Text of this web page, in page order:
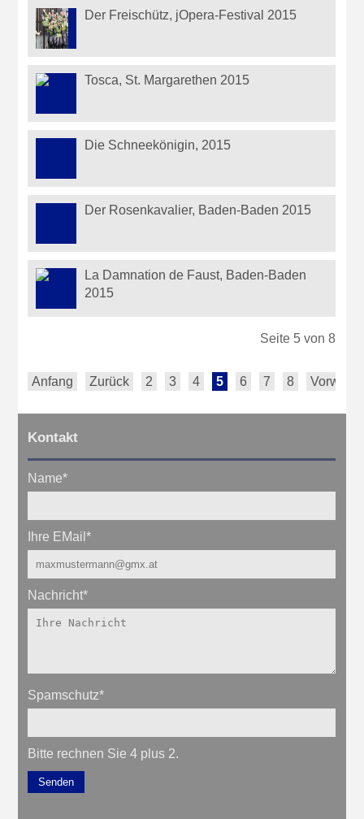
Der Freischütz, jOpera-Festival 2015
Tosca, St. Margarethen 2015
Die Schneekönigin, 2015
Der Rosenkavalier, Baden-Baden 2015
La Damnation de Faust, Baden-Baden
2015
Seite 5 von 8
Anfang Zurück 2 3 4 5 6 7 8 Vorwärts
Kontakt
Name*
Ihre EMail*
Nachricht*
Spamschutz*
Bitte rechnen Sie 4 plus 2.
Senden